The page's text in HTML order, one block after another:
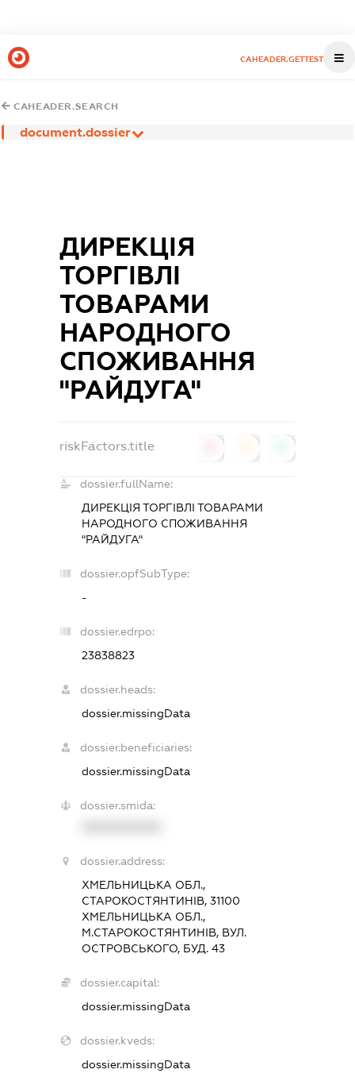
CAHEADER.GETTEST
CAHEADER.SEARCH
document.dossier
ДИРЕКЦІЯ
ТОРГІВЛІ
ТОВАРАМИ
НАРОДНОГО
СПОЖИВАННЯ
"РАЙДУГА"
riskFactors.title
dossier.fullName:
ДИРЕКЦІЯ ТОРГІВЛІ ТОВАРАМИ
НАРОДНОГО СПОЖИВАННЯ
"РАЙДУГА"
dossier.opfSubType:
-
dossier.edrpo:
23838823
dossier.heads:
dossier.missingData
dossier.beneficiaries:
dossier.missingData
dossier.smida:
dossier.address:
ХМЕЛЬНИЦЬКА ОБЛ.,
СТАРОКОСТЯНТИНІВ, 31100
ХМЕЛЬНИЦЬКА ОБЛ.,
М.СТАРОКОСТЯНТИНІВ, ВУЛ.
ОСТРОВСЬКОГО, БУД. 43
dossier.capital:
dossier.missingData
dossier.kveds:
dossier.missingData